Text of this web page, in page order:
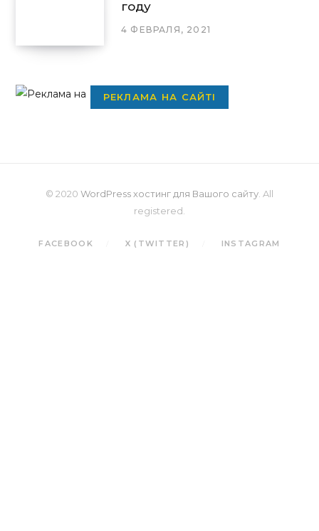
году
4 ФЕВРАЛЯ, 2021
РЕКЛАМА НА САЙТІ
© 2020 WordPress хостинг для Вашого сайту . All
registered.
FACEBOOK X (TWITTER) INSTAGRAM